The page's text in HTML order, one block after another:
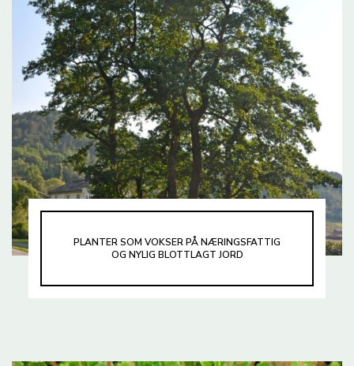
PLANTER SOM VOKSER PÅ NÆRINGSFATTIG
OG NYLIG BLOTTLAGT JORD